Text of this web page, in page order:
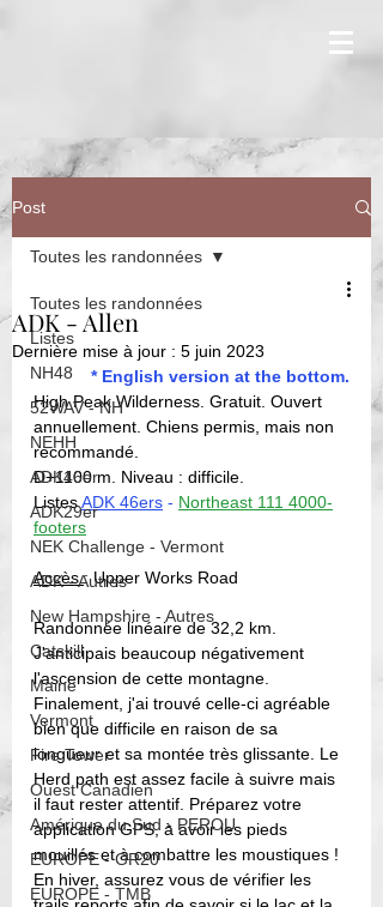
Post
Toutes les randonnées
Listes
NH48
52WAV - NH
NEHH
ADK46er
ADK29er
NEK Challenge - Vermont
ADK - Autres
New Hampshire - Autres
Catskill
Maine
Vermont
Fire Tower
Ouest Canadien
Amérique du Sud - PEROU
EUROPE - GR20
EUROPE - TMB
Toutes les randonnées
ADK - Allen
Dernière mise à jour : 5 juin 2023
* English version at the bottom.
High Peak Wilderness. Gratuit. Ouvert
annuellement. Chiens permis, mais non
recommandé.
D+1100 m. Niveau : difficile.
Listes ADK 46ers - Northeast 111 4000-
footers
Accès : Upper Works Road
Randonnée linéaire de 32,2 km.
J'anticipais beaucoup négativement
l'ascension de cette montagne.
Finalement, j'ai trouvé celle-ci agréable
bien que difficile en raison de sa
longueur et sa montée très glissante. Le
Herd path est assez facile à suivre mais
il faut rester attentif. Préparez votre
application GPS, à avoir les pieds
mouillés et à combattre les moustiques !
En hiver, assurez vous de vérifier les